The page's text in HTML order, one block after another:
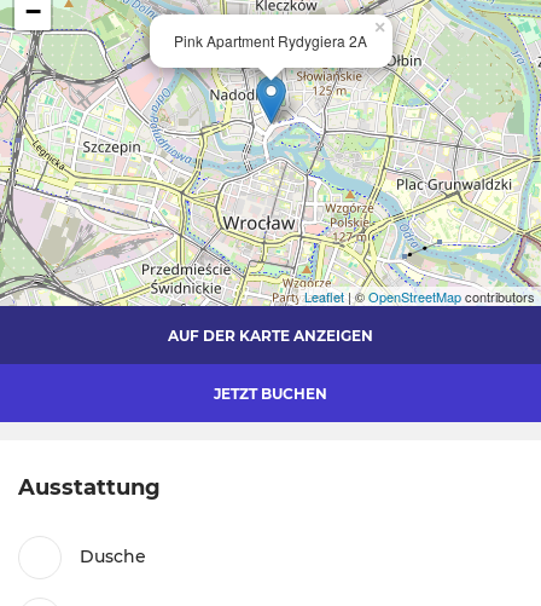
Pink Apartment Rydygiera 2A
×
−
Leaflet| ©OpenStreetMapcontributors
AUF DER KARTE ANZEIGEN
JETZT BUCHEN
Ausstattung
Dusche